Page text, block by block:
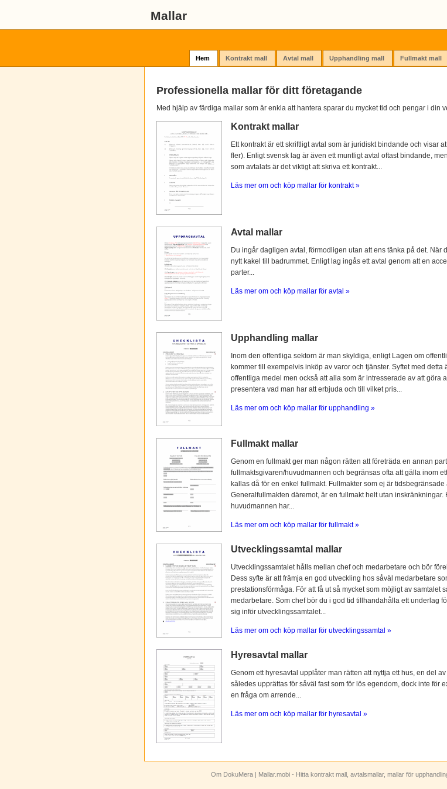
Mallar
Hem Kontrakt mall Avtal mall Upphandling mall Fullmakt mall
Professionella mallar för ditt företagande
Med hjälp av färdiga mallar som är enkla att hantera sparar du mycket tid och pengar i din
Kontrakt mallar
Ett kontrakt är ett skriftligt avtal som är juridiskt bindande och visar
fler). Enligt svensk lag är även ett muntligt avtal oftast bindande,
som avtalats är det viktigt att skriva ett kontrakt...
Läs mer om och köp mallar för kontrakt »
Avtal mallar
Du ingår dagligen avtal, förmodligen utan att ens tänka på det.
nytt kakel till badrummet. Enligt lag ingås ett avtal genom att en
parter...
Läs mer om och köp mallar för avtal »
Upphandling mallar
Inom den offentliga sektorn är man skyldiga, enligt Lagen om
kommer till exempelvis inköp av varor och tjänster. Syftet med
offentliga medel men också att alla som är intresserade av att göra
presentera vad man har att erbjuda och till vilket pris...
Läs mer om och köp mallar för upphandling »
Fullmakt mallar
Genom en fullmakt ger man någon rätten att företräda en annan
fullmaktsgivaren/huvudmannen och begränsas ofta att gälla inom
kallas då för en enkel fullmakt. Fullmakter som ej är
Generalfullmakten däremot, är en fullmakt helt utan
huvudmannen har...
Läs mer om och köp mallar för fullmakt »
Utvecklingssamtal mallar
Utvecklingssamtalet hålls mellan chef och medarbetare och bör
Dess syfte är att främja en god utveckling hos såväl medarbetare
prestationsförmåga. För att få ut så mycket som möjligt av samtalet
medarbetare. Som chef bör du i god tid tillhandahålla ett underlag
sig inför utvecklingssamtalet...
Läs mer om och köp mallar för utvecklingssamtal »
Hyresavtal mallar
Genom ett hyresavtal upplåter man rätten att nyttja ett hus, en del
således upprättas för såväl fast som för lös egendom, dock inte för
en fråga om arrende...
Läs mer om och köp mallar för hyresavtal »
Om DokuMera | Mallar.mobi - Hitta kontrakt mall, avtalsmallar, mallar för